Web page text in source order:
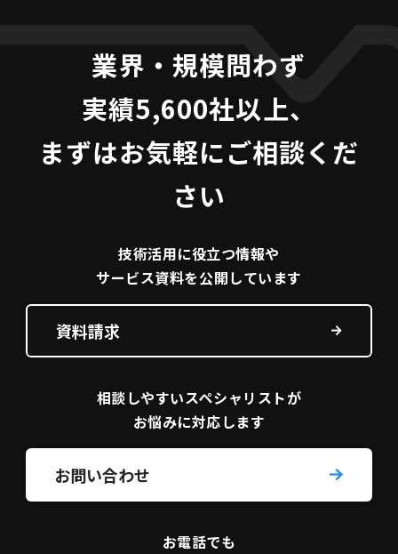
業界・規模問わず
実績5,600社以上、
まずはお気軽にご相談くだ
さい
技術活用に役立つ情報や
サービス資料を公開しています
資料請求
相談しやすいスペシャリストが
お悩みに対応します
お問い合わせ
お電話でも